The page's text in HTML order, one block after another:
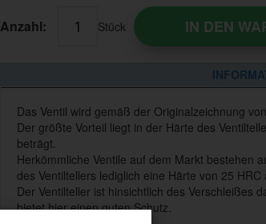
Anzahl: Stück IN DEN
Das Ventil wird gemäß der Originalzeichnung
Der größte Vorteil liegt in der Härte des
beträgt.
Herkömmliche Ventile auf dem Markt bestehen
des Ventiltellers lediglich eine Härte von 25 HRC
Der Ventilteller ist hinsichtlich des Verschleißes
bietet hier einen guten Schutz.